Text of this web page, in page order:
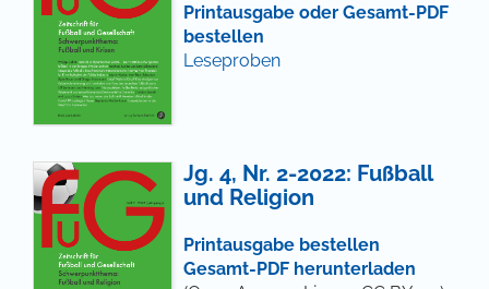
Printausgabe oder Gesamt-PDF
bestellen
Leseproben
Jg. 4, Nr. 2-2022: Fußball
und Religion
Printausgabe bestellen
Gesamt-PDF herunterladen